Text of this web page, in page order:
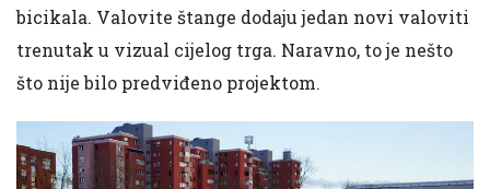
bicikala. Valovite štange dodaju jedan novi valoviti
trenutak u vizual cijelog trga. Naravno, to je nešto
što nije bilo predviđeno projektom.